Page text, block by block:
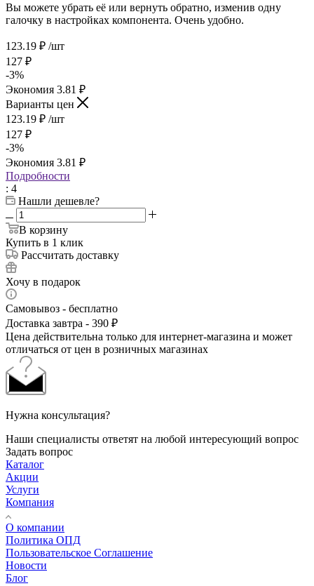
Вы можете убрать её или вернуть обратно, изменив одну
галочку в настройках компонента. Очень удобно.
123.19 ₽ /шт
127 ₽
-3%
Экономия 3.81 ₽
Варианты цен
123.19 ₽ /шт
127 ₽
-3%
Экономия 3.81 ₽
Подробности
: 4
Нашли дешевле?
В корзину
Купить в 1 клик
Рассчитать доставку
Хочу в подарок
Самовывоз - бесплатно
Доставка завтра - 390 ₽
Цена действительна только для интернет-магазина и может
отличаться от цен в розничных магазинах
Нужна консультация?
Наши специалисты ответят на любой интересующий вопрос
Задать вопрос
Каталог
Акции
Услуги
Компания
О компании
Политика ОПД
Пользовательское Соглашение
Новости
Блог